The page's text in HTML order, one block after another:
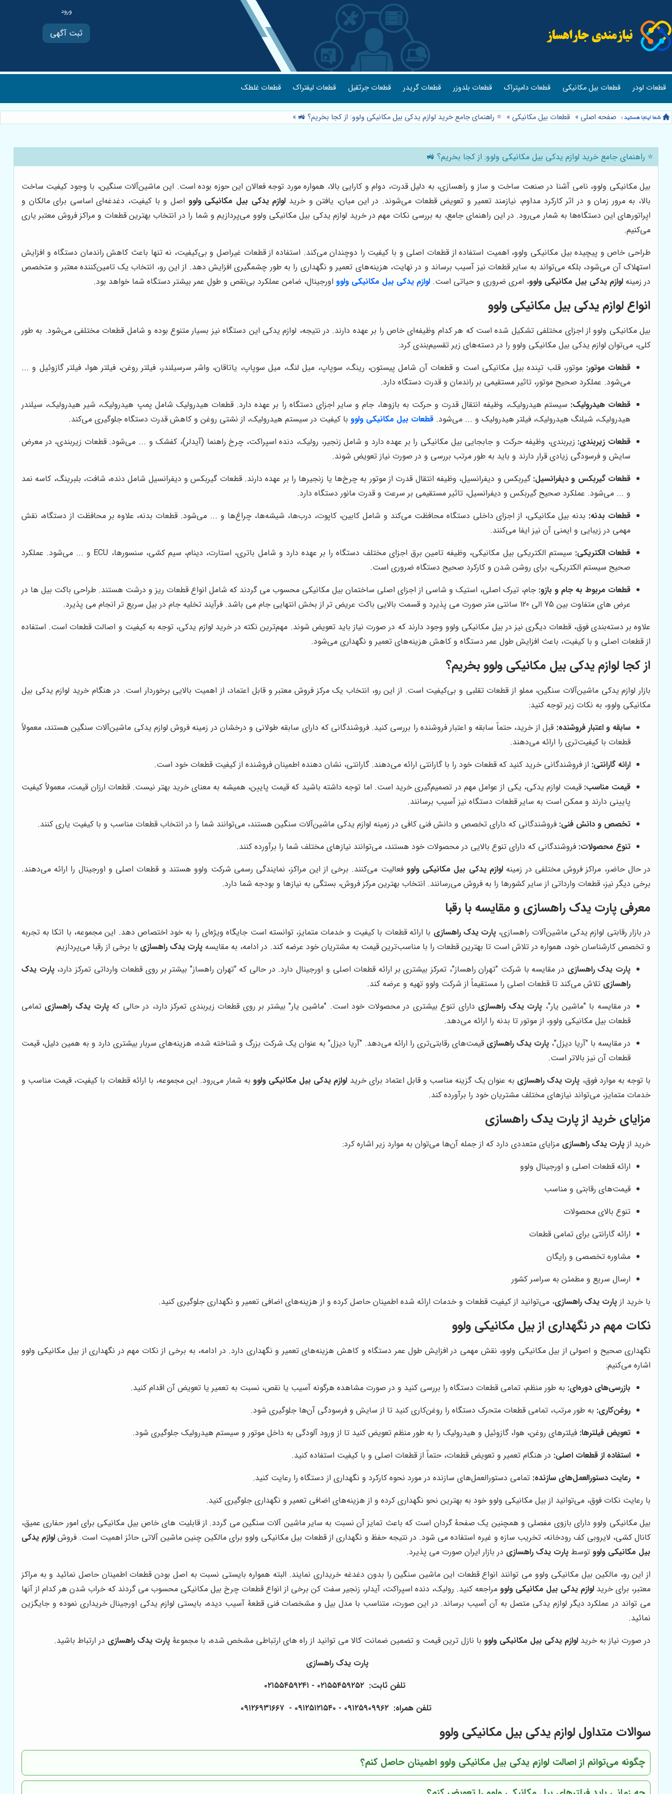
ثبت آگهی
قطعات لودر قطعات بیل مکانیکی قطعات دامپتراک قطعات بلدوزر قطعات گریدر قطعات جرثقیل قطعات لیفتراک قطعات غلطک
صفحه اصلی » قطعات بیل مکانیکی » ⭐️ راهنمای جامع خرید لوازم یدکی بیل مکانیکی ولوو: از کجا بخریم؟ 🚜 »
⭐️ راهنمای جامع خرید لوازم یدکی بیل مکانیکی ولوو: از کجا بخریم؟ 🚜
بیل مکانیکی ولوو، نامی آشنا در صنعت ساخت و ساز و راهسازی، به دلیل قدرت، دوام و کارایی بالا، همواره مورد توجه فعالان این حوزه بوده است. این ماشین‌آلات سنگین، با وجود کیفیت ساخت
بالا، به مرور زمان و در اثر کارکرد مداوم، نیازمند تعمیر و تعویض قطعات می‌شوند. در این میان، یافتن و خرید لوازم یدکی بیل مکانیکی ولوو اصل و با کیفیت، دغدغه‌ای اساسی برای مالکان و
اپراتورهای این دستگاه‌ها به شمار می‌رود. در این راهنمای جامع، به بررسی نکات مهم در خرید لوازم یدکی بیل مکانیکی ولوو می‌پردازیم و شما را در انتخاب بهترین قطعات و مراکز فروش معتبر یاری
می‌کنیم.
طراحی خاص و پیچیده بیل مکانیکی ولوو، اهمیت استفاده از قطعات اصلی و با کیفیت را دوچندان می‌کند. استفاده از قطعات غیراصل و بی‌کیفیت، نه تنها باعث کاهش راندمان دستگاه و افزایش
استهلاک آن می‌شود، بلکه می‌تواند به سایر قطعات نیز آسیب برساند و در نهایت، هزینه‌های تعمیر و نگهداری را به طور چشمگیری افزایش دهد. از این رو، انتخاب یک تامین‌کننده معتبر و متخصص
در زمینه لوازم یدکی بیل مکانیکی ولوو، امری ضروری و حیاتی است. لوازم یدکی بیل مکانیکی ولوواورجینال، ضامن عملکرد بی‌نقص و طول عمر بیشتر دستگاه شما خواهد بود.
انواع لوازم یدکی بیل مکانیکی ولوو
بیل مکانیکی ولوو از اجزای مختلفی تشکیل شده است که هر کدام وظیفه‌ای خاص را بر عهده دارند. در نتیجه، لوازم یدکی این دستگاه نیز بسیار متنوع بوده و شامل قطعات مختلفی می‌شود. به طور
کلی، می‌توان لوازم یدکی بیل مکانیکی ولوو را در دسته‌های زیر تقسیم‌بندی کرد:
قطعات موتور: موتور، قلب تپنده بیل مکانیکی است و قطعات آن شامل پیستون، رینگ، سوپاپ، میل لنگ، میل سوپاپ، یاتاقان، واشر سرسیلندر، فیلتر روغن، فیلتر هوا، فیلتر گازوئیل و ...
می‌شود. عملکرد صحیح موتور، تاثیر مستقیمی بر راندمان و قدرت دستگاه دارد.
قطعات هیدرولیک: سیستم هیدرولیک، وظیفه انتقال قدرت و حرکت به بازوها، جام و سایر اجزای دستگاه را بر عهده دارد. قطعات هیدرولیک شامل پمپ هیدرولیک، شیر هیدرولیک، سیلندر
هیدرولیک، شیلنگ هیدرولیک، فیلتر هیدرولیک و ... می‌شود. قطعات بیل مکانیکی ولوو با کیفیت در سیستم هیدرولیک، از نشتی روغن و کاهش قدرت دستگاه جلوگیری می‌کند.
قطعات زیربندی: زیربندی، وظیفه حرکت و جابجایی بیل مکانیکی را بر عهده دارد و شامل زنجیر، رولیک، دنده اسپراکت، چرخ راهنما (آیدلر)، کفشک و ... می‌شود. قطعات زیربندی، در معرض
سایش و فرسودگی زیادی قرار دارند و باید به طور مرتب بررسی و در صورت نیاز تعویض شوند.
قطعات گیربکس و دیفرانسیل: گیربکس و دیفرانسیل، وظیفه انتقال قدرت از موتور به چرخ‌ها یا زنجیرها را بر عهده دارند. قطعات گیربکس و دیفرانسیل شامل دنده، شافت، بلبرینگ، کاسه نمد
و ... می‌شود. عملکرد صحیح گیربکس و دیفرانسیل، تاثیر مستقیمی بر سرعت و قدرت مانور دستگاه دارد.
قطعات بدنه: بدنه بیل مکانیکی، از اجزای داخلی دستگاه محافظت می‌کند و شامل کابین، کاپوت، درب‌ها، شیشه‌ها، چراغ‌ها و ... می‌شود. قطعات بدنه، علاوه بر محافظت از دستگاه، نقش
مهمی در زیبایی و ایمنی آن نیز ایفا می‌کنند.
قطعات الکتریکی:
سیستم الکتریکی بیل مکانیکی، وظیفه تامین برق اجزای مختلف دستگاه را بر عهده دارد و شامل باتری، استارت، دینام، سیم کشی، سنسورها، ECU و ... می‌شود. عملکرد
صحیح سیستم الکتریکی، برای روشن شدن و کارکرد صحیح دستگاه ضروری است.
قطعات مربوط به جام و بازو: جام، تیرک اصلی، استیک و شاسی از اجزای اصلی ساختمان بیل مکانیکی محسوب می گردند که شامل انواع قطعات ریز و درشت هستند. طراحی باکت بیل ها در
عرض های متفاوت بین 75 الی 120 سانتی متر صورت می پذیرد و قسمت بالایی باکت عریض تر از بخش انتهایی جام می باشد. فرآیند تخلیه جام در بیل سریع تر انجام می پذیرد.
علاوه بر دسته‌بندی فوق، قطعات دیگری نیز در بیل مکانیکی ولوو وجود دارند که در صورت نیاز باید تعویض شوند. مهم‌ترین نکته در خرید لوازم یدکی، توجه به کیفیت و اصالت قطعات است. استفاده
از قطعات اصلی و با کیفیت، باعث افزایش طول عمر دستگاه و کاهش هزینه‌های تعمیر و نگهداری می‌شود.
از کجا لوازم یدکی بیل مکانیکی ولوو بخریم؟
بازار لوازم یدکی ماشین‌آلات سنگین، مملو از قطعات تقلبی و بی‌کیفیت است. از این رو، انتخاب یک مرکز فروش معتبر و قابل اعتماد، از اهمیت بالایی برخوردار است. در هنگام خرید لوازم یدکی بیل
مکانیکی ولوو، به نکات زیر توجه کنید:
سابقه و اعتبار فروشنده: قبل از خرید، حتماً سابقه و اعتبار فروشنده را بررسی کنید. فروشندگانی که دارای سابقه طولانی و درخشان در زمینه فروش لوازم یدکی ماشین‌آلات سنگین هستند، معمولاً
قطعات با کیفیت‌تری را ارائه می‌دهند.
ارائه گارانتی: از فروشندگانی خرید کنید که قطعات خود را با گارانتی ارائه می‌دهند. گارانتی، نشان دهنده اطمینان فروشنده از کیفیت قطعات خود است.
قیمت مناسب: قیمت لوازم یدکی، یکی از عوامل مهم در تصمیم‌گیری خرید است. اما توجه داشته باشید که قیمت پایین، همیشه به معنای خرید بهتر نیست. قطعات ارزان قیمت، معمولاً کیفیت
پایینی دارند و ممکن است به سایر قطعات دستگاه نیز آسیب برسانند.
تخصص و دانش فنی: فروشندگانی که دارای تخصص و دانش فنی کافی در زمینه لوازم یدکی ماشین‌آلات سنگین هستند، می‌توانند شما را در انتخاب قطعات مناسب و با کیفیت یاری کنند.
تنوع محصولات: فروشندگانی که دارای تنوع بالایی در محصولات خود هستند، می‌توانند نیازهای مختلف شما را برآورده کنند.
در حال حاضر، مراکز فروش مختلفی در زمینهلوازم یدکی بیل مکانیکی ولوو فعالیت می‌کنند. برخی از این مراکز، نمایندگی رسمی شرکت ولوو هستند و قطعات اصلی و اورجینال را ارائه می‌دهند.
برخی دیگر نیز، قطعات وارداتی از سایر کشورها را به فروش می‌رسانند. انتخاب بهترین مرکز فروش، بستگی به نیازها و بودجه شما دارد.
معرفی پارت یدک راهسازی و مقایسه با رقبا
در بازار رقابتی لوازم یدکی ماشین‌آلات راهسازی، پارت یدک راهسازی با ارائه قطعات با کیفیت و خدمات متمایز، توانسته است جایگاه ویژه‌ای را به خود اختصاص دهد. این مجموعه، با اتکا به تجربه
و تخصص کارشناسان خود، همواره در تلاش است تا بهترین قطعات را با مناسب‌ترین قیمت به مشتریان خود عرضه کند. در ادامه، به مقایسه پارت یدک راهسازی با برخی از رقبا می‌پردازیم:
پارت یدک راهسازی در مقایسه با شرکت "تهران راهساز"، تمرکز بیشتری بر ارائه قطعات اصلی و اورجینال دارد. در حالی که "تهران راهساز" بیشتر بر روی قطعات وارداتی تمرکز دارد،پارت یدک
راهسازی تلاش می‌کند تا قطعات اصلی را مستقیماً از شرکت ولوو تهیه و عرضه کند.
در مقایسه با "ماشین یار"، پارت یدک راهسازی دارای تنوع بیشتری در محصولات خود است. "ماشین یار" بیشتر بر روی قطعات زیربندی تمرکز دارد، در حالی کهپارت یدک راهسازی تمامی
قطعات بیل مکانیکی ولوو، از موتور تا بدنه را ارائه می‌دهد.
در مقایسه با "آریا دیزل"، پارت یدک راهسازی قیمت‌های رقابتی‌تری را ارائه می‌دهد. "آریا دیزل" به عنوان یک شرکت بزرگ و شناخته شده، هزینه‌های سربار بیشتری دارد و به همین دلیل، قیمت
قطعات آن نیز بالاتر است.
با توجه به موارد فوق، پارت یدک راهسازی به عنوان یک گزینه مناسب و قابل اعتماد برای خرید لوازم یدکی بیل مکانیکی ولوو به شمار می‌رود. این مجموعه، با ارائه قطعات با کیفیت، قیمت مناسب و
خدمات متمایز، می‌تواند نیازهای مختلف مشتریان خود را برآورده کند.
مزایای خرید ازپارت یدک راهسازی
خرید از پارت یدک راهسازی مزایای متعددی دارد که از جمله آن‌ها می‌توان به موارد زیر اشاره کرد:
ارائه قطعات اصلی و اورجینال ولوو
قیمت‌های رقابتی و مناسب
تنوع بالای محصولات
ارائه گارانتی برای تمامی قطعات
مشاوره تخصصی و رایگان
ارسال سریع و مطمئن به سراسر کشور
با خرید از پارت یدک راهسازی، می‌توانید از کیفیت قطعات و خدمات ارائه شده اطمینان حاصل کرده و از هزینه‌های اضافی تعمیر و نگهداری جلوگیری کنید.
نکات مهم در نگهداری از بیل مکانیکی ولوو
نگهداری صحیح و اصولی از بیل مکانیکی ولوو، نقش مهمی در افزایش طول عمر دستگاه و کاهش هزینه‌های تعمیر و نگهداری دارد. در ادامه، به برخی از نکات مهم در نگهداری از بیل مکانیکی ولوو
اشاره می‌کنیم:
بازرسی‌های دوره‌ای: به طور منظم، تمامی قطعات دستگاه را بررسی کنید و در صورت مشاهده هرگونه آسیب یا نقص، نسبت به تعمیر یا تعویض آن اقدام کنید.
روغن‌کاری: به طور مرتب، تمامی قطعات متحرک دستگاه را روغن‌کاری کنید تا از سایش و فرسودگی آن‌ها جلوگیری شود.
تعویض فیلترها: فیلترهای روغن، هوا، گازوئیل و هیدرولیک را به طور منظم تعویض کنید تا از ورود آلودگی به داخل موتور و سیستم هیدرولیک جلوگیری شود.
استفاده از قطعات اصلی: در هنگام تعمیر و تعویض قطعات، حتماً از قطعات اصلی و با کیفیت استفاده کنید.
رعایت دستورالعمل‌های سازنده: تمامی دستورالعمل‌های سازنده در مورد نحوه کارکرد و نگهداری از دستگاه را رعایت کنید.
با رعایت نکات فوق، می‌توانید از بیل مکانیکی ولوو خود به بهترین نحو نگهداری کرده و از هزینه‌های اضافی تعمیر و نگهداری جلوگیری کنید.
بیل مکانیکی ولوو دارای بازوی مفصلی و همچنین یک صفحۀ گردان است که باعث تمایز آن نسبت به سایر ماشین آلات سنگین می گردد. از قابلیت های خاص بیل مکانیکی برای امور حفاری عمیق،
کانال کشی، لایروبی کف رودخانه، تخریب سازه و غیره استفاده می شود. در نتیجه حفظ و نگهداری از قطعات بیل مکانیکی ولوو برای مالکین چنین ماشین آلاتی حائز اهمیت است. فروشلوازم یدکی
بیل مکانیکی ولووتوسط پارت یدک راهسازی در بازار ایران صورت می پذیرد.
از این رو، مالکین بیل مکانیکی ولوو می توانند انواع قطعات این ماشین سنگین را بدون دغدغه خریداری نمایند. البته همواره بایستی نسبت به اصل بودن قطعات اطمینان حاصل نمائید و به مراکز
معتبر، برای خرید لوازم یدکی بیل مکانیکی ولوومراجعه کنید. رولیک، دنده اسپراکت، آیدلر، زنجیر سفت کن برخی از انواع قطعات چرخ بیل مکانیکی محسوب می گردند که خراب شدن هر کدام از آنها
می تواند در عملکرد دیگر لوازم یدکی متصل به آن آسیب برساند. در این صورت، متناسب با مدل بیل و مشخصات فنی قطعۀ آسیب دیده، بایستی لوازم یدکی اورجینال خریداری نموده و جایگزین
نمائید.
در صورت نیاز به خرید لوازم یدکی بیل مکانیکی ولووبا نازل ترین قیمت و تضمین ضمانت کالا می توانید از راه های ارتباطی مشخص شده، با مجموعۀ پارت یدک راهسازی در ارتباط باشید.
پارت یدک راهسازی
تلفن ثابت: ۰۲۱۵۵۴۵۹۲۵۲ - ۰۲۱۵۵۴۵۹۲۴۱
تلفن همراه: ۰۹۱۲۵۹۰۹۹۶۲ - ۰۹۱۲۵۱۲۱۵۴۰‌‌‌ - ۰۹۱۲۶۹۳۱۶۶۷
سوالات متداول لوازم یدکی بیل مکانیکی ولوو
چگونه می‌توانم از اصالت لوازم یدکی بیل مکانیکی ولوو اطمینان حاصل کنم؟